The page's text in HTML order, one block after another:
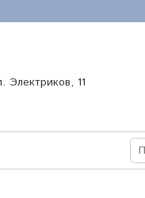
Электриков, 11